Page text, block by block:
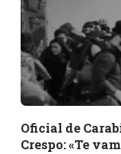
Oficial de
Crespo: «Te